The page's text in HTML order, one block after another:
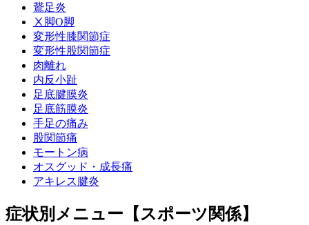
鵞足炎
Ⅹ脚O脚
変形性膝関節症
変形性股関節症
肉離れ
内反小趾
足底腱膜炎
足底筋膜炎
手足の痛み
股関節痛
モートン病
オスグッド・成長痛
アキレス腱炎
症状別メニュー【スポーツ関係】